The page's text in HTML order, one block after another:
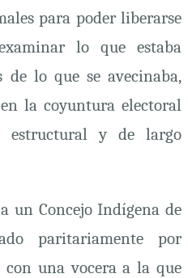
para poder liberarse
lo que estaba
de lo que se avecinaba,
la coyuntura electoral
estructural y de largo
un Concejo Indígena de
paritariamente por
con una vocera a la que